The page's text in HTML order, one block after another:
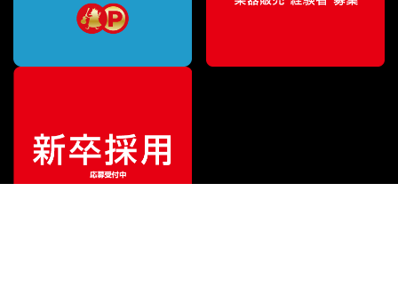
販売価格¥18,150（税込）